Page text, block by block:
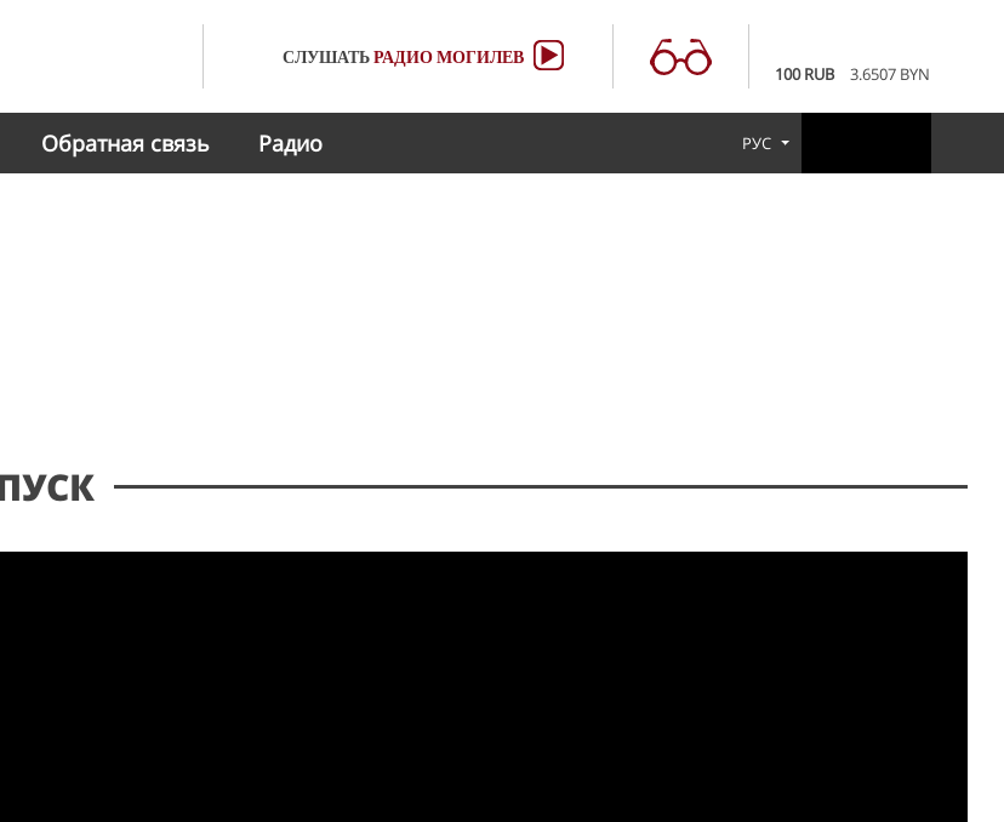
СЛУШАТЬРАДИОМОГИЛЕВ
100 RUB
3.6507 BYN
Обратная связь Радио РУС